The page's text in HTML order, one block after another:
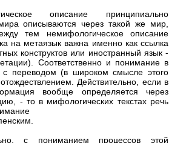
описание принципиально
описываются через такой же мир,
тем немифологическое описание
на метаязык важна именно как ссылка
конструктов или иностранный язык -
Соответственно и понимание в
переводом (в широком смысле этого
Действительно, если в
вообще определяется через
- то в мифологических текстах речь
с пониманием процессов этой